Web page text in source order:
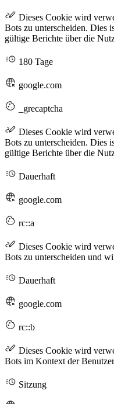
Dieses Cookie wird
Bots zu unterscheiden. Dies
gültige Berichte über die
180 Tage
google.com
_grecaptcha
Dieses Cookie wird
Bots zu unterscheiden. Dies
gültige Berichte über die
Dauerhaft
google.com
rc::a
Dieses Cookie wird
Bots zu unterscheiden und
Dauerhaft
google.com
rc::b
Dieses Cookie wird
Bots im Kontext der
Sitzung